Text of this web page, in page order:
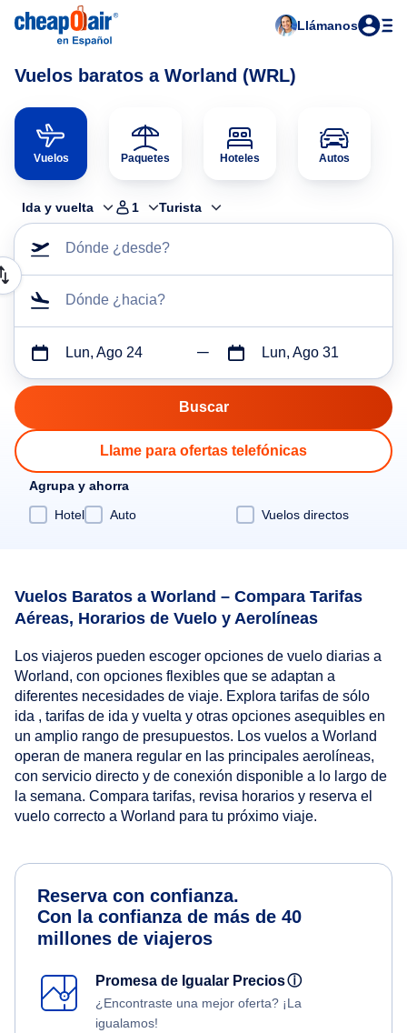
Llámanos
Vuelos baratos a Worland (WRL)
Vuelos Paquetes Hoteles Autos
Ida y vuelta 1 Turista
Dónde ¿desde?
Dónde ¿hacia?
Lun, Ago 24 Lun, Ago 31
Llame para ofertas telefónicas
Agrupa y ahorra
Hotel
Auto Vuelos directos
Vuelos Baratos a Worland – Compara Tarifas
Aéreas, Horarios de Vuelo y Aerolíneas
Los viajeros pueden escoger opciones de vuelo diarias a
Worland, con opciones flexibles que se adaptan a
diferentes necesidades de viaje. Explora tarifas de sólo
ida , tarifas de ida y vuelta y otras opciones asequibles en
un amplio rango de presupuestos. Los vuelos a Worland
operan de manera regular en las principales aerolíneas,
con servicio directo y de conexión disponible a lo largo de
la semana. Compara tarifas, revisa horarios y reserva el
vuelo correcto a Worland para tu próximo viaje.
Reserva con confianza.
Con la confianza de más de 40
millones de viajeros
Promesa de Igualar Preciosⓘ
¿Encontraste una mejor oferta? ¡La
igualamos!